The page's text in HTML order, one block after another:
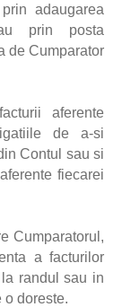
adaugarea
prin posta
de Cumparator
aferente
de a-si
Contul sau si
fiecarei
Cumparatorul,
a facturilor
randul sau in
o doreste.